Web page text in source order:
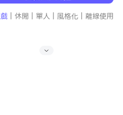
| 休閒 | 單人 | 風格化 | 離線使用